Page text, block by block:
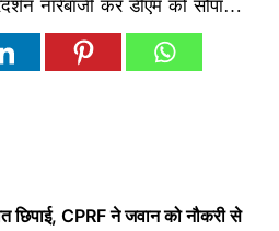
नारेबाजी कर डीएम को सौंपा…
छिपाई, CPRF ने जवान को नौकरी से